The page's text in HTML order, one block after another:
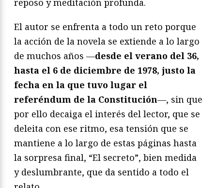
reposo y meditación profunda.
El autor se enfrenta a todo un reto porque
la acción de la novela se extiende a lo largo
de muchos años —desde el verano del 36,
hasta el 6 de diciembre de 1978, justo la
fecha en la que tuvo lugar el
referéndum de la Constitución—, sin que
por ello decaiga el interés del lector, que se
deleita con ese ritmo, esa tensión que se
mantiene a lo largo de estas páginas hasta
la sorpresa final, “El secreto”, bien medida
y deslumbrante, que da sentido a todo el